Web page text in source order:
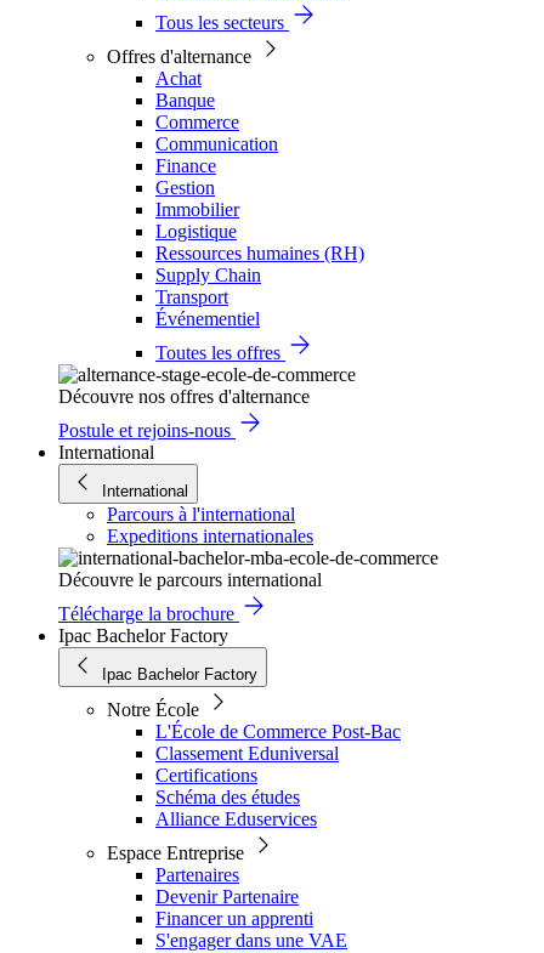
Tous les secteurs
Offres d'alternance
Achat
Banque
Commerce
Communication
Finance
Gestion
Immobilier
Logistique
Ressources humaines (RH)
Supply Chain
Transport
Événementiel
Toutes les offres
Découvre nos offres d'alternance
Postule et rejoins-nous
International
International
Parcours à l'international
Expeditions internationales
Découvre le parcours international
Télécharge la brochure
Ipac Bachelor Factory
Ipac Bachelor Factory
Notre École
L'École de Commerce Post-Bac
Classement Eduniversal
Certifications
Schéma des études
Alliance Eduservices
Espace Entreprise
Partenaires
Devenir Partenaire
Financer un apprenti
S'engager dans une VAE